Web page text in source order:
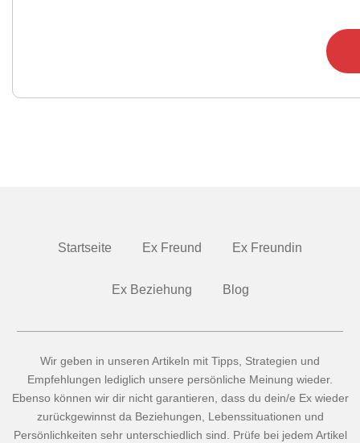
Startseite Ex Freund Ex Freundin
Ex Beziehung Blog
Wir geben in unseren Artikeln mit Tipps, Strategien und
Empfehlungen lediglich unsere persönliche Meinung wieder.
Ebenso können wir dir nicht garantieren, dass du dein/e Ex wieder
zurückgewinnst da Beziehungen, Lebenssituationen und
Persönlichkeiten sehr unterschiedlich sind. Prüfe bei jedem Artikel